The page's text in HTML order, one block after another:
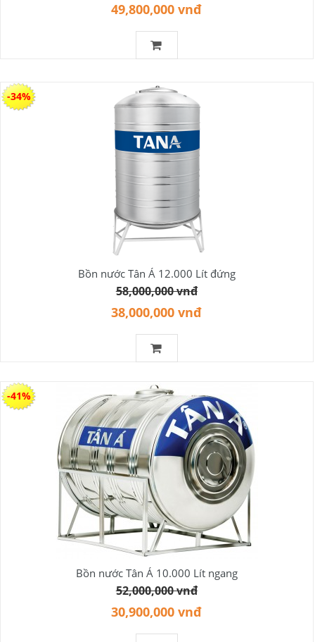
49,800,000 vnđ
Bồn nước Tân Á 12.000 Lít đứng
58,000,000 vnđ
38,000,000 vnđ
-34%
Bồn nước Tân Á 10.000 Lít ngang
52,000,000 vnđ
30,900,000 vnđ
-41%